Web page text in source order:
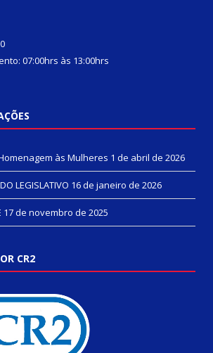
07:00hrs às 13:00hrs
às Mulheres 1 de abril de 2026
LEGISLATIVO 16 de janeiro de 2026
17 de novembro de 2025
CR2